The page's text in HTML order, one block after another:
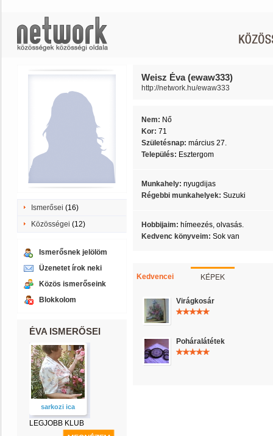
Ismerősei (16)
Közösségei (12)
Ismerősnek jelölöm
Üzenetet írok neki
Közös ismerőseink
Blokkolom
ÉVA ISMERŐSEI
sarkozi ica
LEGJOBB KLUB
Weisz Éva (ewaw333)
http://network.hu/ewaw333
Nem: Nő
Kor: 71
Születésnap: március 27.
Település: Esztergom
Munkahely: nyugdijas
Régebbi munkahelyek: Suzuki
Hobbijaim: hímeezés, olvasás.
Kedvenc könyveim: Sok van
Kedvencei KÉPEK
Virágkosár
Poháralátétek